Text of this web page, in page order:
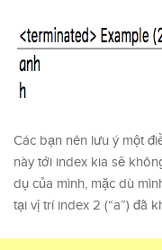
Các bạn nên lưu ý một
này tới index kia sẽ
dụ của mình, mặc dù
tại vị trí index 2 (“a”) đã